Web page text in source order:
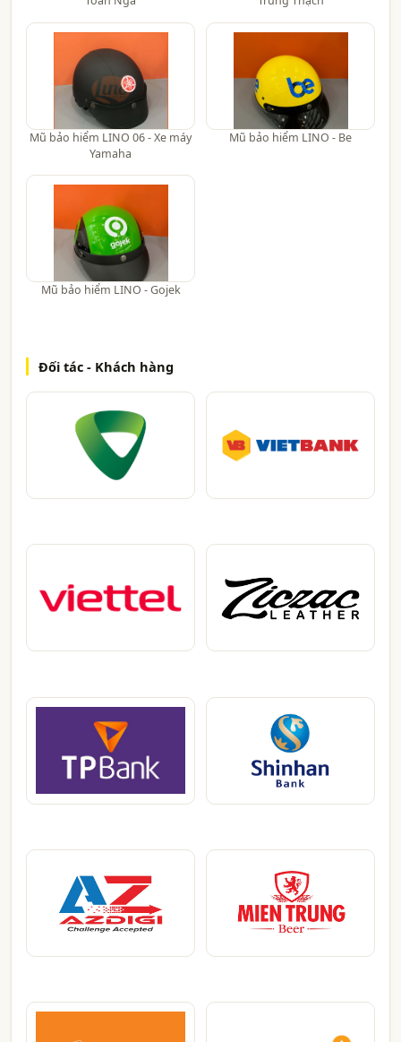
Mũ bảo hiểm LINO 06 - Xe máy
Yamaha
Mũ bảo hiểm LINO - Be
Mũ bảo hiểm LINO - Gojek
Đối tác - Khách hàng